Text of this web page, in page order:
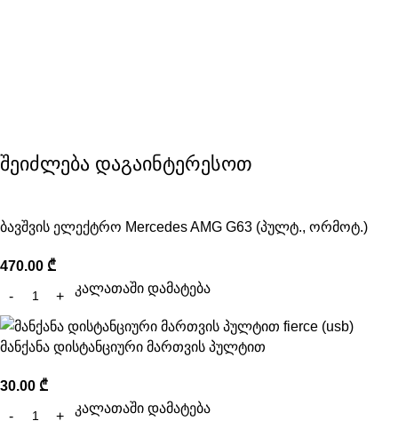
შეიძლება დაგაინტერესოთ
ბავშვის ელექტრო Mercedes AMG G63 (პულტ., ორმოტ.)
470.00 ₾
კალათაში დამატება
მანქანა დისტანციური მართვის პულტით
30.00 ₾
კალათაში დამატება